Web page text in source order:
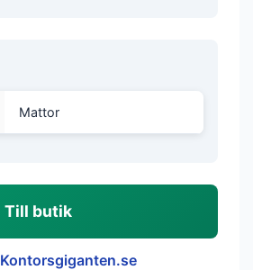
Mattor
Till butik